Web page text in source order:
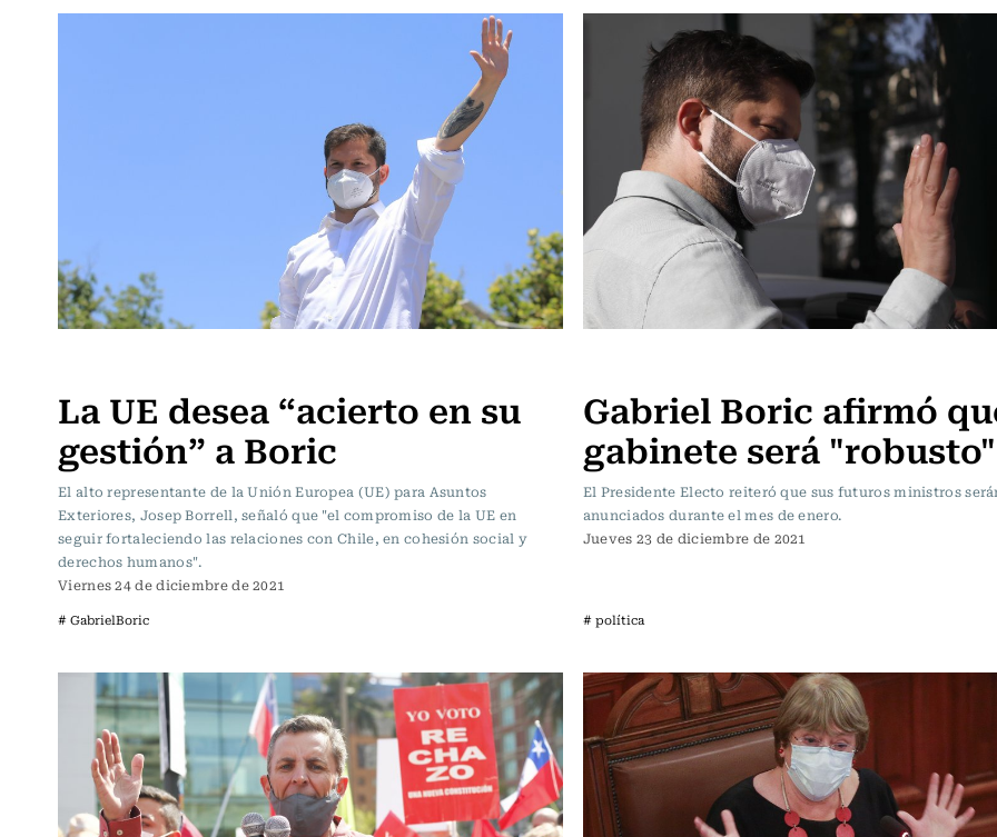
La UE desea “acierto en su
gestión” a Boric
El alto representante de la Unión Europea (UE) para Asuntos
Exteriores, Josep Borrell, señaló que "el compromiso de la UE en
seguir fortaleciendo las relaciones con Chile, en cohesión social y
derechos humanos".
Viernes 24 de diciembre de 2021
# GabrielBoric
Gabriel Boric afirmó
gabinete será "robusto"
El Presidente Electo reiteró que sus futuros ministros
anunciados durante el mes de enero.
Jueves 23 de diciembre de 2021
# política